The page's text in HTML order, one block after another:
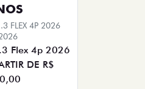
FLEX 4P 2026